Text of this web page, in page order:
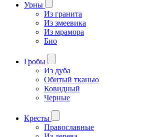
Урны
Из гранита
Из змеевика
Из мрамора
Био
Гробы
Из дуба
Обитый тканью
Ковидный
Черные
Кресты
Православные